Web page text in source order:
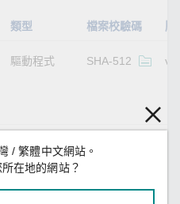
類型 檔案校驗碼
驅動程式 SHA-512
驅動程式
/ 繁體中文網站。
在地的網站？